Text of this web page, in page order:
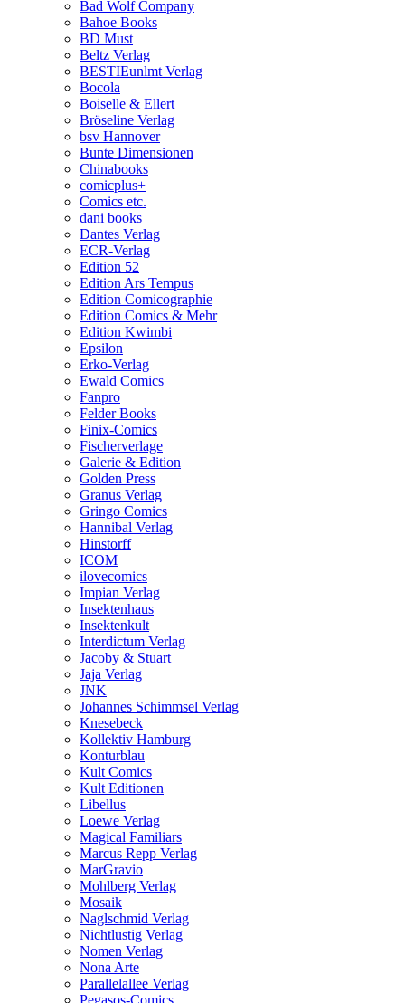
Bad Wolf Company
Bahoe Books
BD Must
Beltz Verlag
BESTIEunlmt Verlag
Bocola
Boiselle & Ellert
Bröseline Verlag
bsv Hannover
Bunte Dimensionen
Chinabooks
comicplus+
Comics etc.
dani books
Dantes Verlag
ECR-Verlag
Edition 52
Edition Ars Tempus
Edition Comicographie
Edition Comics & Mehr
Edition Kwimbi
Epsilon
Erko-Verlag
Ewald Comics
Fanpro
Felder Books
Finix-Comics
Fischerverlage
Galerie & Edition
Golden Press
Granus Verlag
Gringo Comics
Hannibal Verlag
Hinstorff
ICOM
ilovecomics
Impian Verlag
Insektenhaus
Insektenkult
Interdictum Verlag
Jacoby & Stuart
Jaja Verlag
JNK
Johannes Schimmsel Verlag
Knesebeck
Kollektiv Hamburg
Konturblau
Kult Comics
Kult Editionen
Libellus
Loewe Verlag
Magical Familiars
Marcus Repp Verlag
MarGravio
Mohlberg Verlag
Mosaik
Naglschmid Verlag
Nichtlustig Verlag
Nomen Verlag
Nona Arte
Parallelallee Verlag
Pegasos-Comics